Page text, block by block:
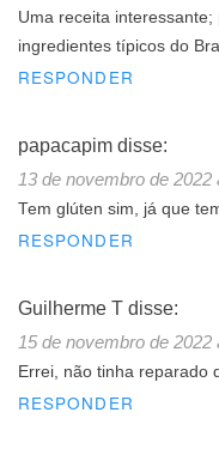
Uma receita
ingredientes típicos do
RESPONDER
papacapim disse:
13 de novembro de 2022
Tem glúten sim, já que
RESPONDER
Guilherme T disse:
15 de novembro de 2022
Errei, não tinha reparado
RESPONDER